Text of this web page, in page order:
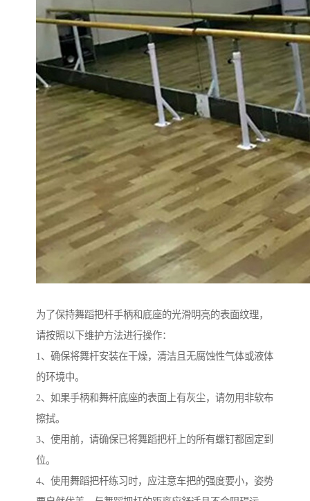
为了保持舞蹈把杆手柄和底座的光滑明亮的表面纹理，
请按照以下维护方法进行操作：
1、确保将舞杆安装在干燥，清洁且无腐蚀性气体或液体
的环境中。
2、如果手柄和舞杆底座的表面上有灰尘，请勿用非软布
擦拭。
3、使用前，请确保已将舞蹈把杆上的所有螺钉都固定到
位。
4、使用舞蹈把杆练习时，应注意车把的强度要小，姿势